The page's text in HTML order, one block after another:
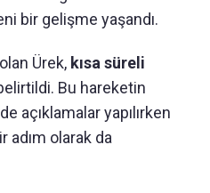
bir gelişme yaşandı.
Ürek, kısa süreli
Bu hareketin
açıklamalar yapılırken
adım olarak da